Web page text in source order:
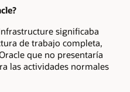
significaba
de trabajo completa,
que no presentaría
las actividades normales